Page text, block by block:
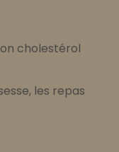
cholestérol
les repas